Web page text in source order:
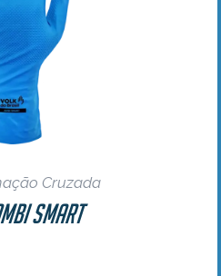
Cruzada
Smart